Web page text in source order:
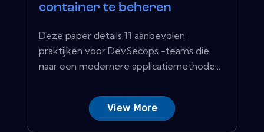
container te beheren
Deze paper details 11 aanbevolen
praktijken voor DevSecops -teams die
naar een modernere applicatiemethode...
View More